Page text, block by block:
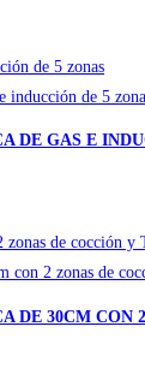
DE GAS E
DE 30CM CON